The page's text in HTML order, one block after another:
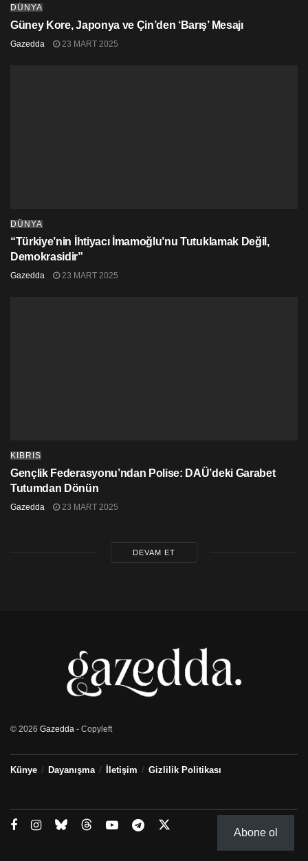
DÜNYA
Güney Kore, Japonya ve Çin’den ‘Barış’ Mesajı
Gazedda 23 MART 2025
DÜNYA
“Türkiye’nin İhtiyacı İmamoğlu’nu Tutuklamak Değil,
Demokrasidir”
Gazedda 23 MART 2025
KIBRIS
Gençlik Federasyonu’ndan Polise: DAÜ’deki Garabet
Tutumdan Dönün
Gazedda 23 MART 2025
DEVAM ET
© 2026 Gazedda - Copyleft
Künye Dayanışma İletişim Gizlilik Politikası
Abone ol